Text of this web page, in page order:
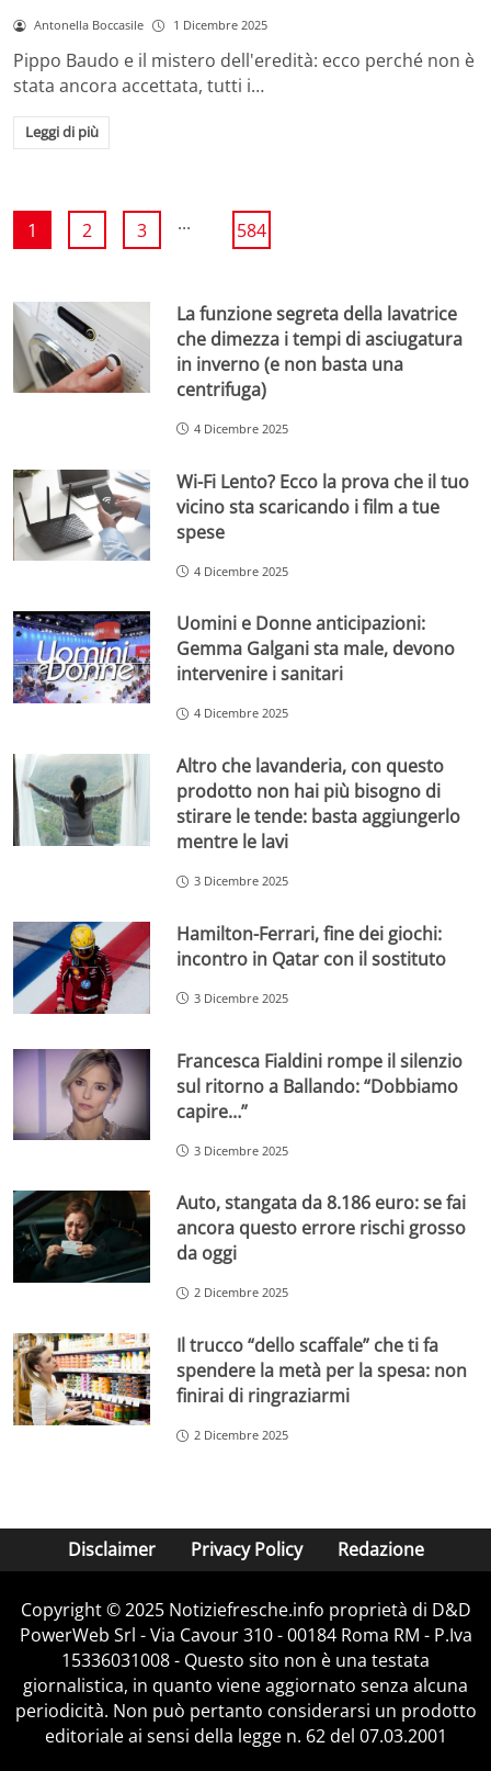
Antonella Boccasile 1 Dicembre 2025
Pippo Baudo e il mistero dell'eredità: ecco perché non è
stata ancora accettata, tutti i…
Leggi di più
1 2 3 ... 584
La funzione segreta della lavatrice
che dimezza i tempi di asciugatura
in inverno (e non basta una
centrifuga)
4 Dicembre 2025
Wi-Fi Lento? Ecco la prova che il tuo
vicino sta scaricando i film a tue
spese
4 Dicembre 2025
Uomini e Donne anticipazioni:
Gemma Galgani sta male, devono
intervenire i sanitari
4 Dicembre 2025
Altro che lavanderia, con questo
prodotto non hai più bisogno di
stirare le tende: basta aggiungerlo
mentre le lavi
3 Dicembre 2025
Hamilton-Ferrari, fine dei giochi:
incontro in Qatar con il sostituto
3 Dicembre 2025
Francesca Fialdini rompe il silenzio
sul ritorno a Ballando: “Dobbiamo
capire…”
3 Dicembre 2025
Auto, stangata da 8.186 euro: se fai
ancora questo errore rischi grosso
da oggi
2 Dicembre 2025
Il trucco “dello scaffale” che ti fa
spendere la metà per la spesa: non
finirai di ringraziarmi
2 Dicembre 2025
Disclaimer Privacy Policy Redazione
Copyright © 2025 Notiziefresche.info proprietà di D&D
PowerWeb Srl - Via Cavour 310 - 00184 Roma RM - P.Iva
15336031008 - Questo sito non è una testata
giornalistica, in quanto viene aggiornato senza alcuna
periodicità. Non può pertanto considerarsi un prodotto
editoriale ai sensi della legge n. 62 del 07.03.2001